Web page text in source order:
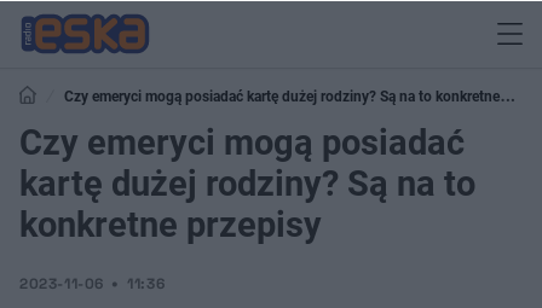
Czy emeryci mogą posiadać kartę dużej rodziny? Są na to konkretne
przepisy
Czy emeryci mogą posiadać
kartę dużej rodziny? Są na to
konkretne przepisy
2023-11-06 11:36